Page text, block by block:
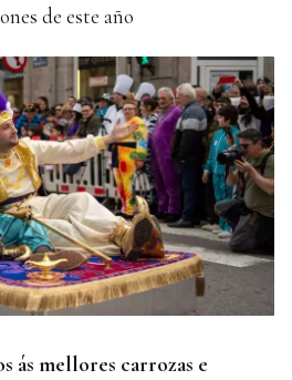
de este año
ás mellores carrozas e